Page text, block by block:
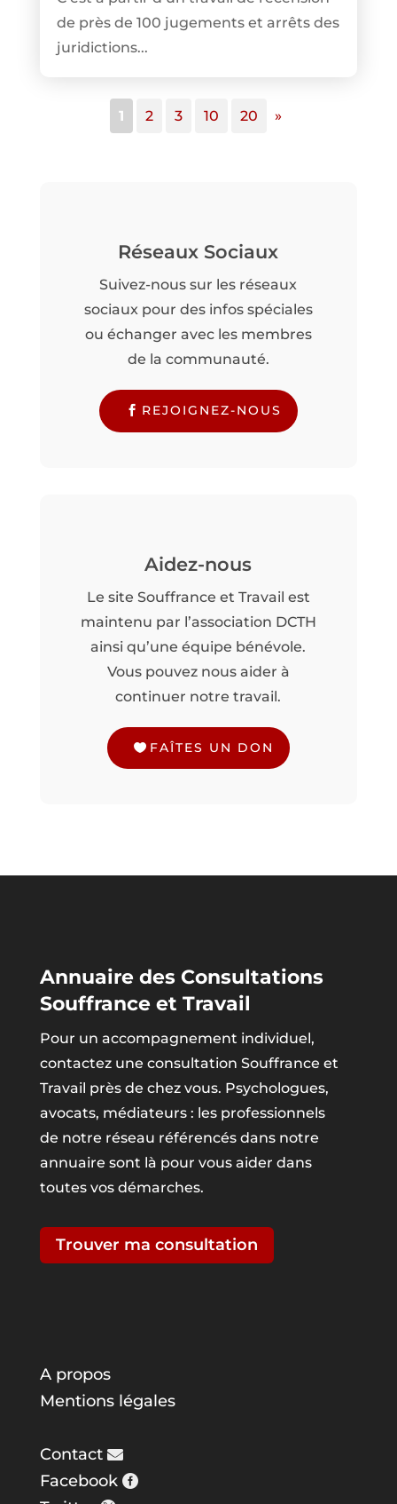
de près de 100 jugements et arrêts des
juridictions...
1 2 3 10 20 »
Réseaux Sociaux
Suivez-nous sur les réseaux
sociaux pour des infos spéciales
ou échanger avec les membres
de la communauté.
REJOIGNEZ-NOUS
Aidez-nous
Le site Souffrance et Travail est
maintenu par l’association DCTH
ainsi qu’une équipe bénévole.
Vous pouvez nous aider à
continuer notre travail.
FAÎTES UN DON
Annuaire des Consultations
Souffrance et Travail
Pour un accompagnement individuel,
contactez une consultation Souffrance et
Travail près de chez vous. Psychologues,
avocats, médiateurs : les professionnels
de notre réseau référencés dans notre
annuaire sont là pour vous aider dans
toutes vos démarches.
Trouver ma consultation
A propos
Mentions légales
Contact
Facebook